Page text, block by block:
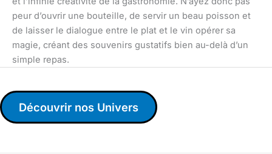
peur d’ouvrir une bouteille, de servir un beau poisson et
de laisser le dialogue entre le plat et le vin opérer sa
magie, créant des souvenirs gustatifs bien au-delà d’un
simple repas.
Découvrir nos Univers